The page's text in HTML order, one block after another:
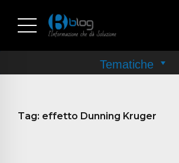
Tag: effetto Dunning Kruger